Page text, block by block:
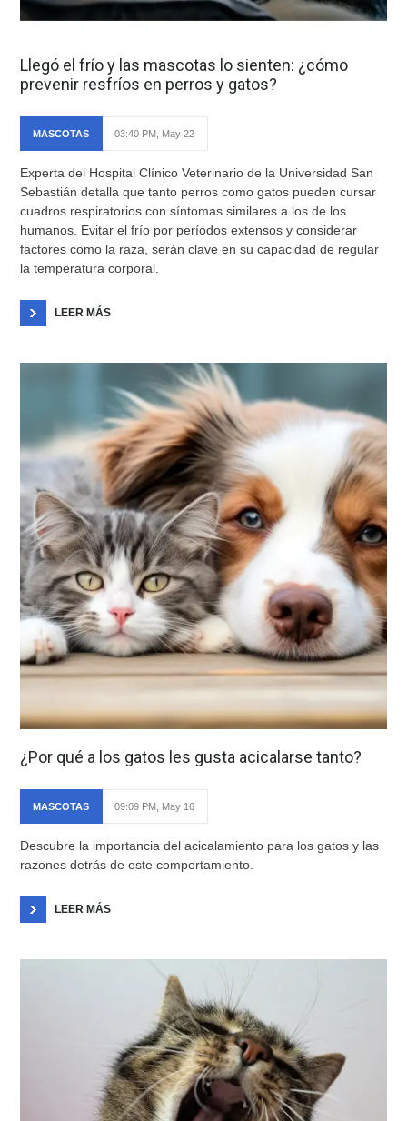
Llegó el frío y las mascotas lo sienten: ¿cómo
prevenir resfríos en perros y gatos?
MASCOTAS 03:40 PM, May 22
Experta del Hospital Clínico Veterinario de la Universidad San
Sebastián detalla que tanto perros como gatos pueden cursar
cuadros respiratorios con síntomas similares a los de los
humanos. Evitar el frío por períodos extensos y considerar
factores como la raza, serán clave en su capacidad de regular
la temperatura corporal.
LEER MÁS
¿Por qué a los gatos les gusta acicalarse tanto?
MASCOTAS 09:09 PM, May 16
Descubre la importancia del acicalamiento para los gatos y las
razones detrás de este comportamiento.
LEER MÁS